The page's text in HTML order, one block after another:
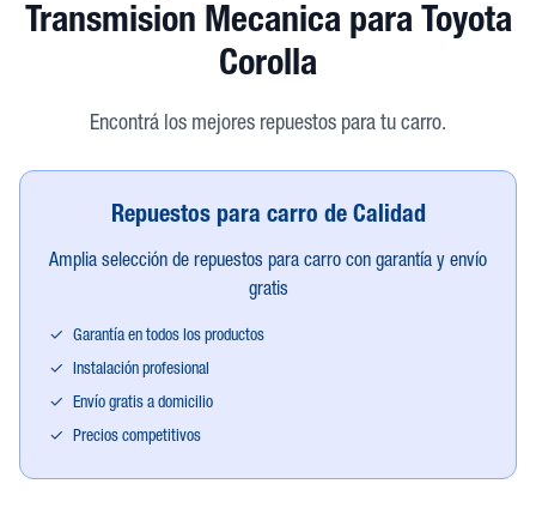
Transmision Mecanica para Toyota
Corolla
Encontrá los mejores repuestos para tu carro.
Repuestos para carro de Calidad
Amplia selección de repuestos para carro con garantía y envío
gratis
✓
Garantía en todos los productos
✓
Instalación profesional
✓
Envío gratis a domicilio
✓
Precios competitivos